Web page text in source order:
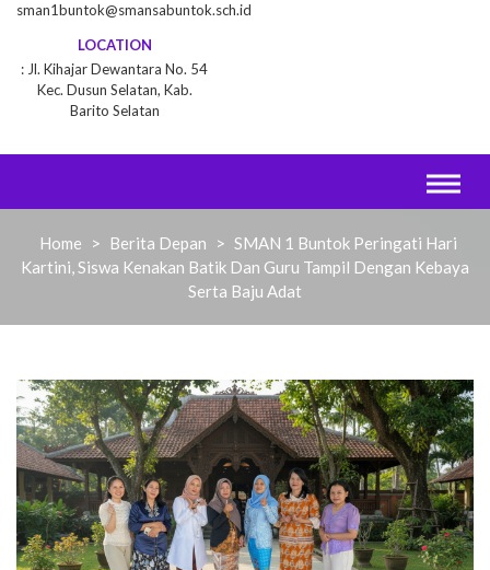
sman1buntok@smansabuntok.sch.id
LOCATION
Jl. Kihajar Dewantara No. 54
Kec. Dusun Selatan, Kab.
Barito Selatan
Home > Berita Depan > SMAN 1 Buntok Peringati Hari
Kartini, Siswa Kenakan Batik Dan Guru Tampil Dengan Kebaya
Serta Baju Adat